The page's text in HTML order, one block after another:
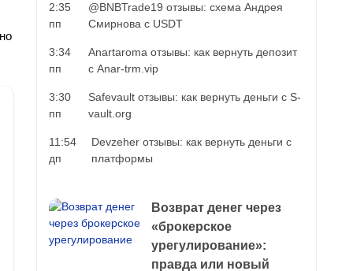
2:35
пп
@BNBTrade19 отзывы: схема Андрея
Смирнова с USDT
3:34
пп
Anartaroma отзывы: как вернуть депозит
с Anar-trm.vip
3:30
пп
Safevault отзывы: как вернуть деньги с S-
vault.org
11:54
дп
Devzeher отзывы: как вернуть деньги с
платформы
Возврат денег через
«брокерское
урегулирование»:
правда или новый